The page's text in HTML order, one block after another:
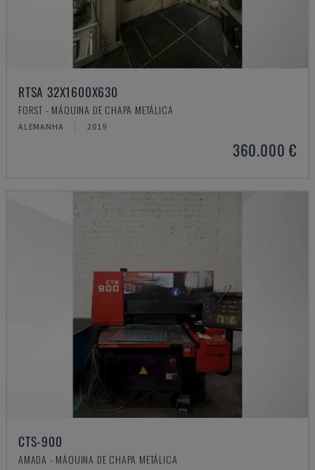
RTSA 32X1600X630
FORST - MÁQUINA DE CHAPA METÁLICA
ALEMANHA 2019
360.000 €
CTS-900
AMADA - MÁQUINA DE CHAPA METÁLICA